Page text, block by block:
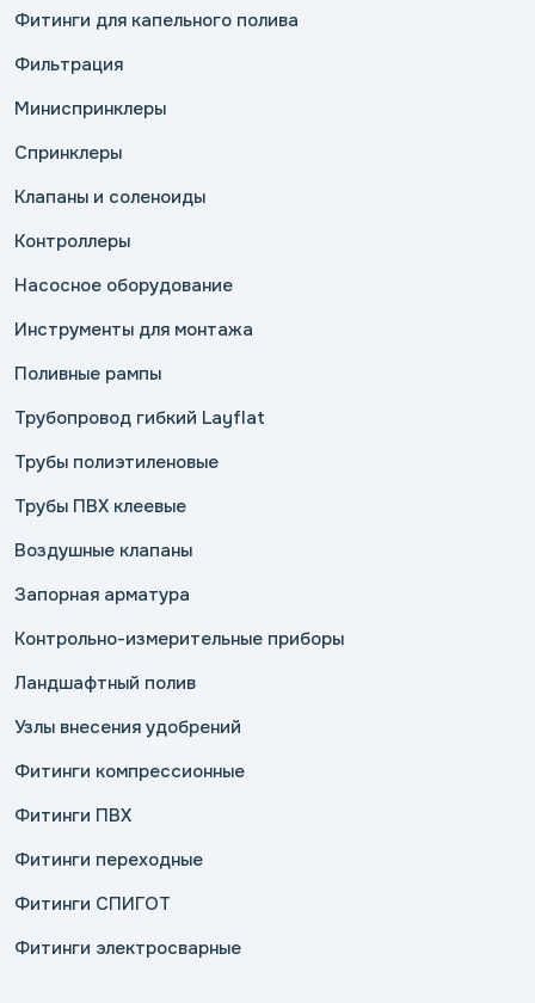
Фитинги для капельного полива
Фильтрация
Миниспринклеры
Спринклеры
Клапаны и соленоиды
Контроллеры
Насосное оборудование
Инструменты для монтажа
Поливные рампы
Трубопровод гибкий Layflat
Трубы полиэтиленовые
Трубы ПВХ клеевые
Воздушные клапаны
Запорная арматура
Контрольно-измерительные приборы
Ландшафтный полив
Узлы внесения удобрений
Фитинги компрессионные
Фитинги ПВХ
Фитинги переходные
Фитинги СПИГОТ
Фитинги электросварные